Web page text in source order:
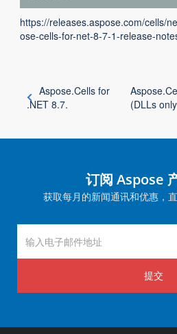
https://releases.aspose.com/cells/
ose-cells-for-net-8-7-1-release-
Aspose.Cells for
.NET 8.7.
(DLLs only
订阅 Aspose
获取每月的新闻通讯和优惠，
提交